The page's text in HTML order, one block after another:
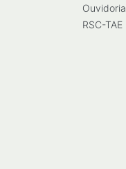
Ouvidoria
RSC-TAE